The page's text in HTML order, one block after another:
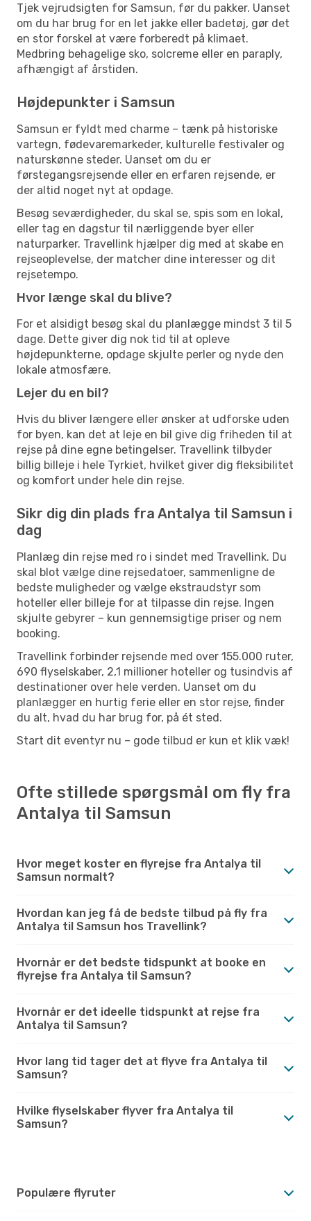
Tjek vejrudsigten for Samsun, før du pakker. Uanset
om du har brug for en let jakke eller badetøj, gør det
en stor forskel at være forberedt på klimaet.
Medbring behagelige sko, solcreme eller en paraply,
afhængigt af årstiden.
Højdepunkter i Samsun
Samsun er fyldt med charme – tænk på historiske
vartegn, fødevaremarkeder, kulturelle festivaler og
naturskønne steder. Uanset om du er
førstegangsrejsende eller en erfaren rejsende, er
der altid noget nyt at opdage.
Besøg seværdigheder, du skal se, spis som en lokal,
eller tag en dagstur til nærliggende byer eller
naturparker. Travellink hjælper dig med at skabe en
rejseoplevelse, der matcher dine interesser og dit
rejsetempo.
Hvor længe skal du blive?
For et alsidigt besøg skal du planlægge mindst 3 til 5
dage. Dette giver dig nok tid til at opleve
højdepunkterne, opdage skjulte perler og nyde den
lokale atmosfære.
Lejer du en bil?
Hvis du bliver længere eller ønsker at udforske uden
for byen, kan det at leje en bil give dig friheden til at
rejse på dine egne betingelser. Travellink tilbyder
billig billeje i hele Tyrkiet, hvilket giver dig fleksibilitet
og komfort under hele din rejse.
Sikr dig din plads fra Antalya til Samsun i
dag
Planlæg din rejse med ro i sindet med Travellink. Du
skal blot vælge dine rejsedatoer, sammenligne de
bedste muligheder og vælge ekstraudstyr som
hoteller eller billeje for at tilpasse din rejse. Ingen
skjulte gebyrer – kun gennemsigtige priser og nem
booking.
Travellink forbinder rejsende med over 155.000 ruter,
690 flyselskaber, 2,1 millioner hoteller og tusindvis af
destinationer over hele verden. Uanset om du
planlægger en hurtig ferie eller en stor rejse, finder
du alt, hvad du har brug for, på ét sted.
Start dit eventyr nu – gode tilbud er kun et klik væk!
Ofte stillede spørgsmål om fly fra
Antalya til Samsun
Hvor meget koster en flyrejse fra Antalya til
Samsun normalt?
Hvordan kan jeg få de bedste tilbud på fly fra
Antalya til Samsun hos Travellink?
Hvornår er det bedste tidspunkt at booke en
flyrejse fra Antalya til Samsun?
Hvornår er det ideelle tidspunkt at rejse fra
Antalya til Samsun?
Hvor lang tid tager det at flyve fra Antalya til
Samsun?
Hvilke flyselskaber flyver fra Antalya til
Samsun?
Populære flyruter